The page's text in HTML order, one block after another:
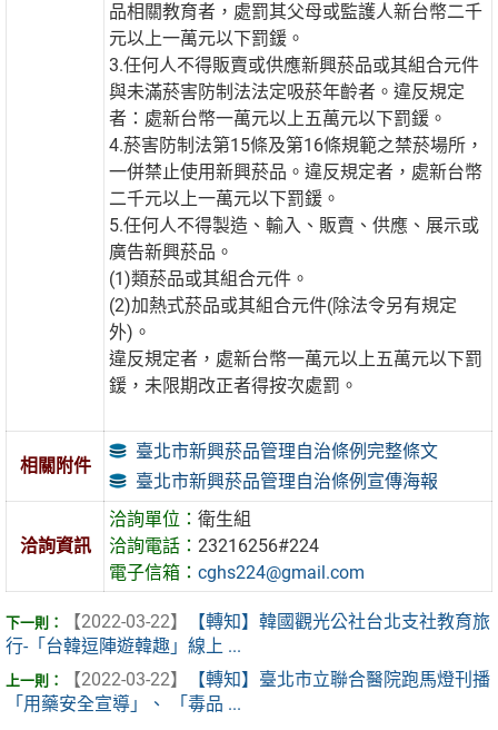
品相關教育者，處罰其父母或監護人新台幣二千
元以上一萬元以下罰鍰。
3.任何人不得販賣或供應新興菸品或其組合元件
與未滿菸害防制法法定吸菸年齡者。違反規定
者：處新台幣一萬元以上五萬元以下罰鍰。
4.菸害防制法第15條及第16條規範之禁菸場所，
一併禁止使用新興菸品。違反規定者，處新台幣
二千元以上一萬元以下罰鍰。
5.任何人不得製造、輸入、販賣、供應、展示或
廣告新興菸品。
(1)類菸品或其組合元件。
(2)加熱式菸品或其組合元件(除法令另有規定
外)。
違反規定者，處新台幣一萬元以上五萬元以下罰
鍰，未限期改正者得按次處罰。
相關附件
臺北市新興菸品管理自治條例完整條文
臺北市新興菸品管理自治條例宣傳海報
洽詢資訊
洽詢單位：衛生組
洽詢電話：23216256#224
電子信箱：cghs224@gmail.com
【2022-03-22】
【轉知】韓國觀光公社台北支社教育旅
行-「台韓逗陣遊韓趣」線上 ...
【2022-03-22】
【轉知】臺北市立聯合醫院跑馬燈刊播
「用藥安全宣導」、 「毒品 ...